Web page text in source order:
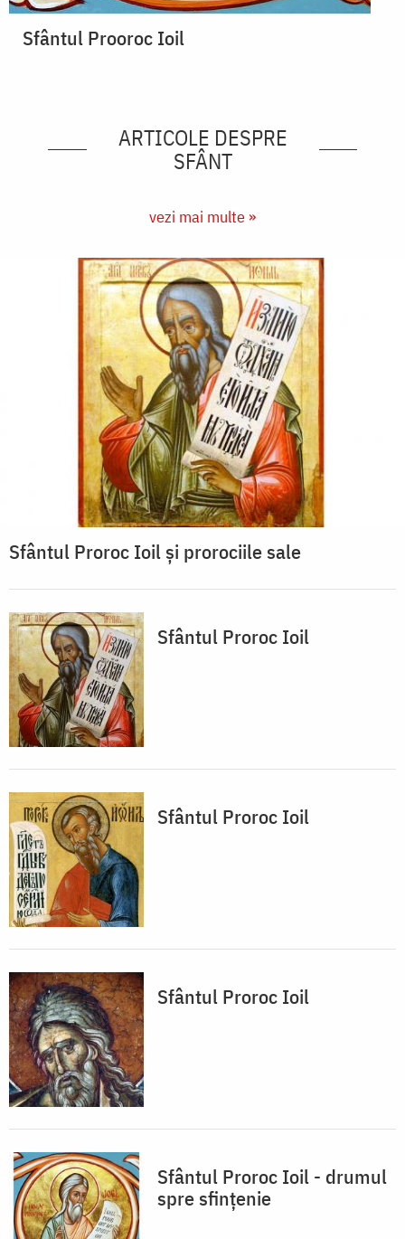
Sfântul Prooroc Ioil
ARTICOLE DESPRE
SFÂNT
vezi mai multe »
Sfântul Proroc Ioil și prorociile sale
Sfântul Proroc Ioil
Sfântul Proroc Ioil
Sfântul Proroc Ioil
Sfântul Proroc Ioil - drumul
spre sfințenie